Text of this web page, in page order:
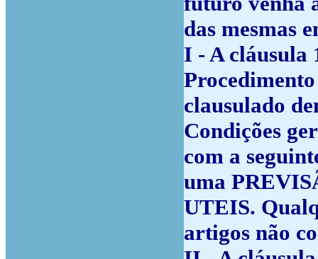
das mesmas
I - A cláusula
clausulado
Condições
com a
uma
UTEIS.
artigos não